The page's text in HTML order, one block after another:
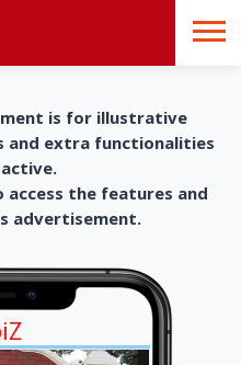
is for illustrative
and extra functionalities
the features and
advertisement.